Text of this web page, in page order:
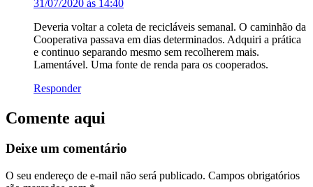
31/07/2020 às 14:40
Deveria voltar a coleta de recicláveis semanal. O caminhão da
Cooperativa passava em dias determinados. Adquiri a prática
e continuo separando mesmo sem recolherem mais.
Lamentável. Uma fonte de renda para os cooperados.
Responder
Comente aqui
Deixe um comentário
O seu endereço de e-mail não será publicado. Campos obrigatórios